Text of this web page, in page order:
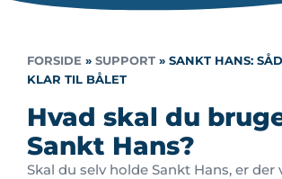
FORSIDE » SUPPORT » SANKT HANS:
KLAR TIL BÅLET
Hvad skal du
Sankt Hans?
Skal du selv holde Sankt Hans, er der